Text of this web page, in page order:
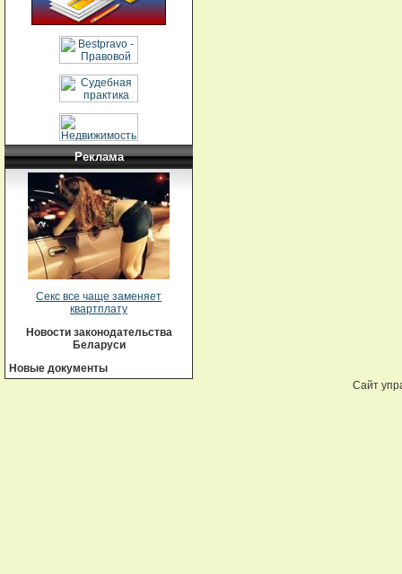
Реклама
Секс все чаще заменяет
квартплату
Новости законодательства
Беларуси
Новые документы
Сайт